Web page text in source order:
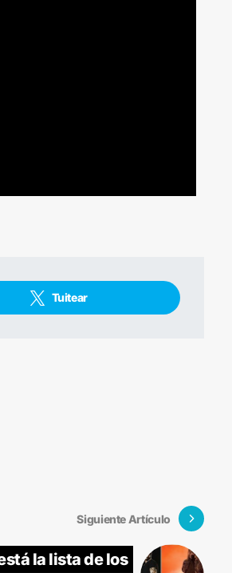
Tuitear
Siguiente Artículo
la lista de los